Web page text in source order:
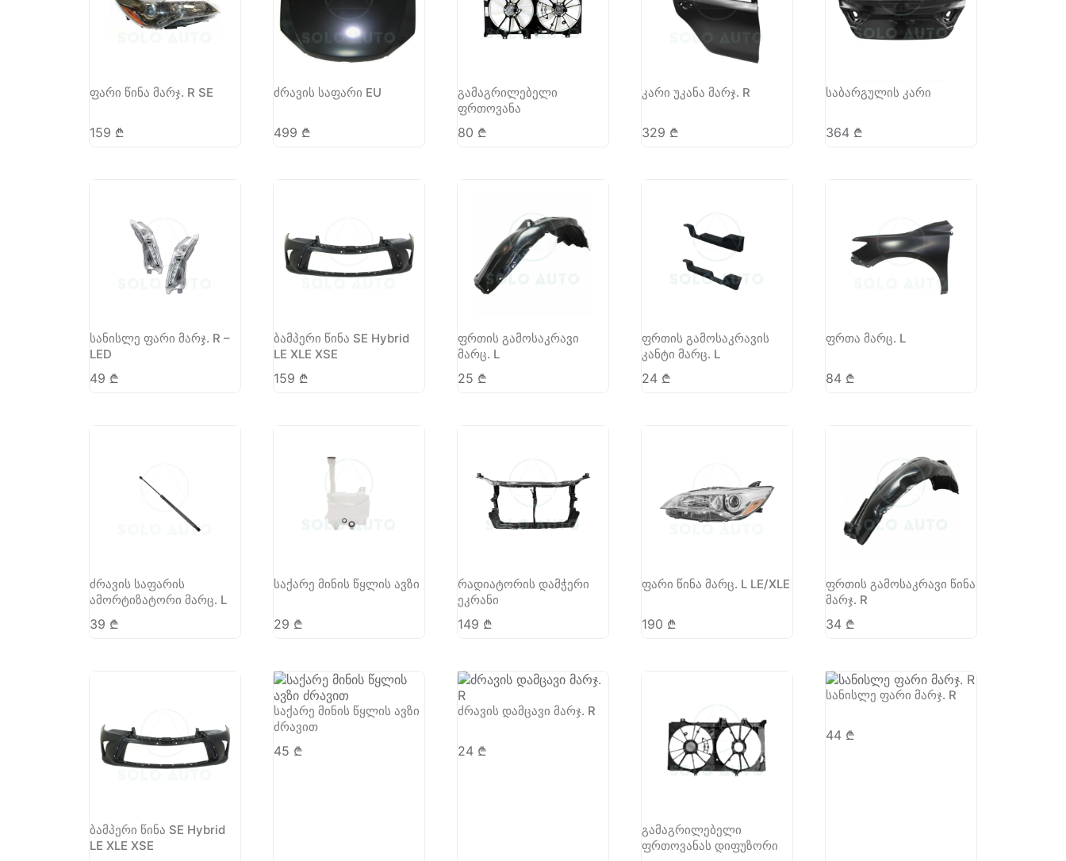
ფარი წინა მარჯ. R SE
159 ₾
ძრავის საფარი EU
499 ₾
გამაგრილებელი
ფრთოვანა
80 ₾
კარი უკანა მარჯ. R
329 ₾
საბარგულის კარი
364 ₾
სანისლე ფარი მარჯ. R –
LED
49 ₾
ბამპერი წინა SE Hybrid
LE XLE XSE
159 ₾
ფრთის გამოსაკრავი
მარც. L
25 ₾
ფრთის გამოსაკრავის
კანტი მარც. L
24 ₾
ფრთა მარც. L
84 ₾
ძრავის საფარის
ამორტიზატორი მარც. L
39 ₾
საქარე მინის წყლის ავზი
29 ₾
რადიატორის დამჭერი
ეკრანი
149 ₾
ფარი წინა მარც. L LE/XLE
190 ₾
ფრთის გამოსაკრავი წინა
მარჯ. R
34 ₾
ბამპერი წინა SE Hybrid
LE XLE XSE
საქარე მინის წყლის ავზი
ძრავით
45 ₾
ძრავის დამცავი მარჯ. R
24 ₾
გამაგრილებელი
ფრთოვანას დიფუზორი
სანისლე ფარი მარჯ. R
44 ₾